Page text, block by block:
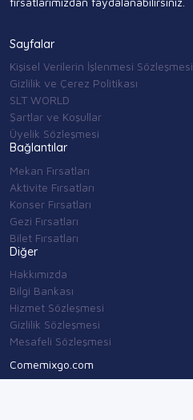
Sayfalar
Kişisel Verilerin İşlenmesi Sözleşmesi
Gizlilik ve Çerez Politikası
SLT WORLD
Şartlar ve Koşullar
Üyelik Sözleşmesi
Bağlantılar
Mekan Fırsatları
Aktivite Fırsatları
Konser Fırsatları
Gezi Fırsatları
Bilet Fırsatları
Diğer
Hakkımızda
Bilgi Bankası
Hizmet Sözleşmesi
Gizlilik Sözleşmesi
Mesafeli Sözleşmesi
Comemixgo.com